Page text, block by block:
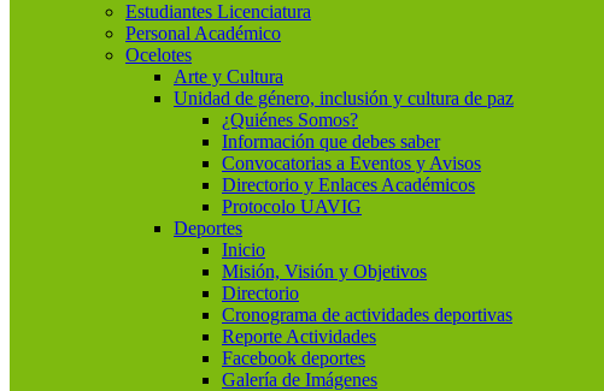
Estudiantes Licenciatura
Personal Académico
Ocelotes
Arte y Cultura
Unidad de género, inclusión y cultura de paz
¿Quiénes Somos?
Información que debes saber
Convocatorias a Eventos y Avisos
Directorio y Enlaces Académicos
Protocolo UAVIG
Deportes
Inicio
Misión, Visión y Objetivos
Directorio
Cronograma de actividades deportivas
Reporte Actividades
Facebook deportes
Galería de Imágenes